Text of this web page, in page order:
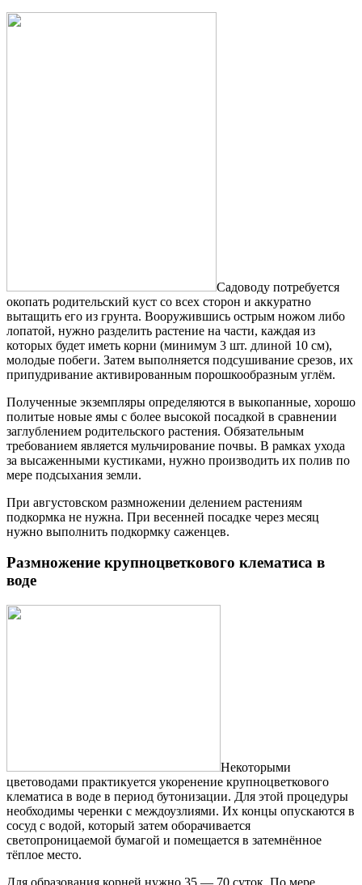
Садоводу потребуется
окопать родительский куст со всех сторон и аккуратно
вытащить его из грунта. Вооружившись острым ножом либо
лопатой, нужно разделить растение на части, каждая из
которых будет иметь корни (минимум 3 шт. длиной 10 см),
молодые побеги. Затем выполняется подсушивание срезов, их
припудривание активированным порошкообразным углём.
Полученные экземпляры определяются в выкопанные, хорошо
политые новые ямы с более высокой посадкой в сравнении
заглублением родительского растения. Обязательным
требованием является мульчирование почвы. В рамках ухода
за высаженными кустиками, нужно производить их полив по
мере подсыхания земли.
При августовском размножении делением растениям
подкормка не нужна. При весенней посадке через месяц
нужно выполнить подкормку саженцев.
Размножение крупноцветкового клематиса в
воде
Некоторыми
цветоводами практикуется укоренение крупноцветкового
клематиса в воде в период бутонизации. Для этой процедуры
необходимы черенки с междоузлиями. Их концы опускаются в
сосуд с водой, который затем оборачивается
светопроницаемой бумагой и помещается в затемнённое
тёплое место.
Для образования корней нужно 35 — 70 суток. По мере